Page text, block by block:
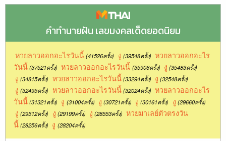
คำทำนายฝัน เลขมงคลเด็ดยอดนิยม
หวยลาวออกอะไรวันนี้ (41526ครั้ง) งู (39548ครั้ง) หวยลาวออกอะไร
วันนี้(37521ครั้ง) หวยลาวออกอะไรวันนี้ (35906ครั้ง) งู (35483ครั้ง)
งู (34815ครั้ง) หวยลาวออกอะไรวันนี้ (33294ครั้ง) งู (32548ครั้ง)
งู (32495ครั้ง) หวยลาวออกอะไรวันนี้ (32024ครั้ง) หวยลาวออกอะไร
วันนี้(31321ครั้ง) งู (31004ครั้ง) งู (30721ครั้ง) งู (30161ครั้ง) งู (29660ครั้ง)
งู (29512ครั้ง) งู (29199ครั้ง) งู (28553ครั้ง) หวยมาเลย์ตัวตรงวัน
นี้(28256ครั้ง) งู (28204ครั้ง)